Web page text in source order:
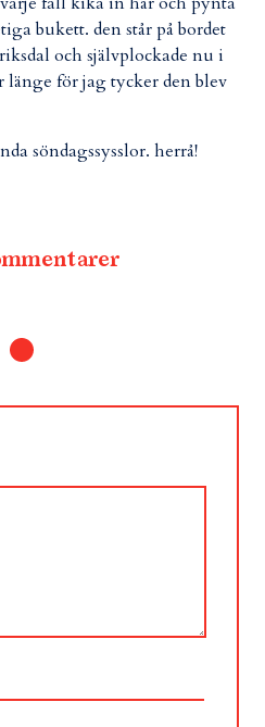
bukett. den står på bordet
och självplockade nu i
länge för jag tycker den blev
söndagssysslor. herrå!